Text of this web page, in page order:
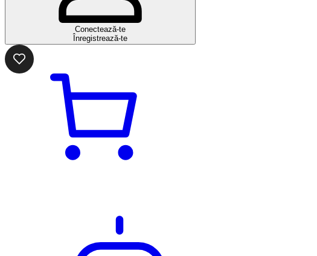
Conectează-te
Înregistrează-te